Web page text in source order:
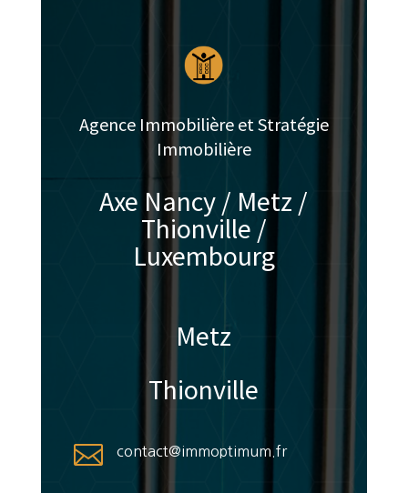
Agence Immobilière et Stratégie
Immobilière
Axe Nancy / Metz /
Thionville /
Luxembourg
Metz
Thionville
 contact@immoptimum.fr